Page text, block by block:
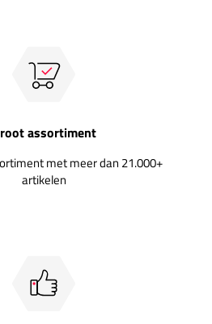
assortiment
met meer dan 21.000+
artikelen